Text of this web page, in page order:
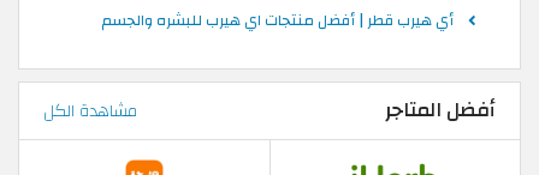
أي هيرب قطر | أفضل منتجات اي هيرب للبشره والجسم
أفضل المتاجر مشاهدة الكل